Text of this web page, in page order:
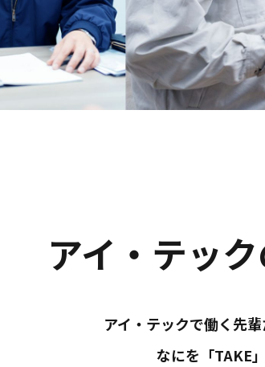
アイ・テッ
アイ・テックで働く先
なにを「TAKE